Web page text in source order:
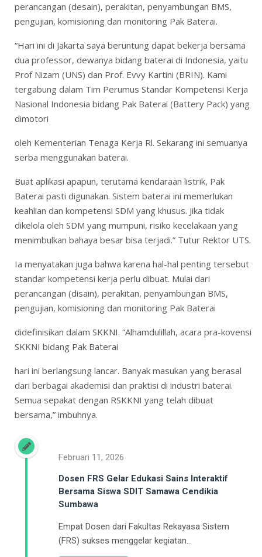
perancangan (desain), perakitan, penyambungan BMS,
pengujian, komisioning dan monitoring Pak Baterai.
“Hari ini di Jakarta saya beruntung dapat bekerja bersama
dua professor, dewanya bidang baterai di Indonesia, yaitu
Prof Nizam (UNS) dan Prof. Evvy Kartini (BRIN). Kami
tergabung dalam Tim Perumus Standar Kompetensi Kerja
Nasional Indonesia bidang Pak Baterai (Battery Pack) yang
dimotori
oleh Kementerian Tenaga Kerja Rl. Sekarang ini semuanya
serba menggunakan baterai.
Buat aplikasi apapun, terutama kendaraan listrik, Pak
Baterai pasti digunakan. Sistem baterai ini memerlukan
keahlian dan kompetensi SDM yang khusus. Jika tidak
dikelola oleh SDM yang mumpuni, risiko kecelakaan yang
menimbulkan bahaya besar bisa terjadi.” Tutur Rektor UTS.
Ia menyatakan juga bahwa karena hal-hal penting tersebut
standar kompetensi kerja perlu dibuat. Mulai dari
perancangan (disain), perakitan, penyambungan BMS,
pengujian, komisioning dan monitoring Pak Baterai
didefinisikan dalam SKKNI. “Alhamdulillah, acara pra-kovensi
SKKNI bidang Pak Baterai
hari ini berlangsung lancar. Banyak masukan yang berasal
dari berbagai akademisi dan praktisi di industri baterai.
Semua sepakat dengan RSKKNI yang telah dibuat
bersama,” imbuhnya.
Dosen FRS Gelar Edukasi Sains Interaktif
Bersama Siswa SDIT Samawa Cendikia
Sumbawa
Empat Dosen dari Fakultas Rekayasa Sistem
(FRS) sukses menggelar kegiatan...
Februari 11, 2026